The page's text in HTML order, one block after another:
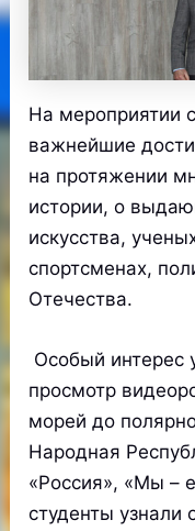
На мероприятии
важнейшие
на протяжении
истории, о
искусства,
спортсменах,
Отечества.
Особый интерес
просмотр
морей до
Народная
«Россия», «Мы –
студенты узнали